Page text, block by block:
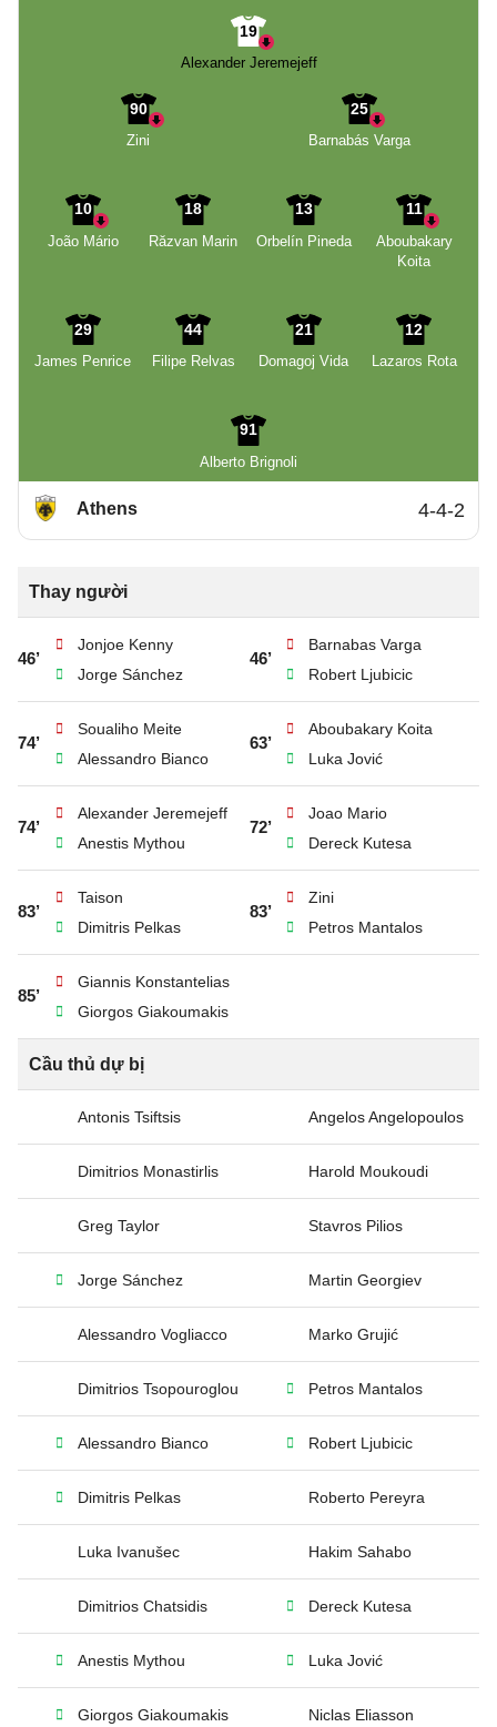
19
Alexander Jeremejeff
90
Zini
25
Barnabás Varga
10
João Mário
18
Răzvan Marin
13
Orbelín Pineda
11
Aboubakary
Koita
29
James Penrice
44
Filipe Relvas
21
Domagoj Vida
12
Lazaros Rota
91
Alberto Brignoli
Athens 4-4-2
Thay người
46’
Jonjoe Kenny
Jorge Sánchez
46’
Barnabas Varga
Robert Ljubicic
74’
Soualiho Meite
Alessandro Bianco
63’
Aboubakary Koita
Luka Jović
74’
Alexander Jeremejeff
Anestis Mythou
72’
Joao Mario
Dereck Kutesa
83’
Taison
Dimitris Pelkas
83’
Zini
Petros Mantalos
85’
Giannis Konstantelias
Giorgos Giakoumakis
Cầu thủ dự bị
Antonis Tsiftsis Angelos Angelopoulos
Dimitrios Monastirlis Harold Moukoudi
Greg Taylor Stavros Pilios
Jorge Sánchez Martin Georgiev
Alessandro Vogliacco Marko Grujić
Dimitrios Tsopouroglou Petros Mantalos
Alessandro Bianco Robert Ljubicic
Dimitris Pelkas Roberto Pereyra
Luka Ivanušec Hakim Sahabo
Dimitrios Chatsidis Dereck Kutesa
Anestis Mythou Luka Jović
Giorgos Giakoumakis Niclas Eliasson